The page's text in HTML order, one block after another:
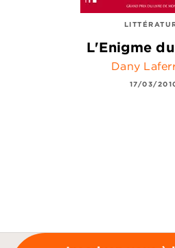
L'Enigme
Dany
17/03/